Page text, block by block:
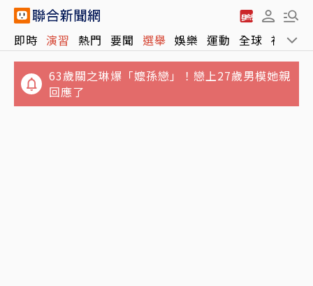
即時 演習 熱門 要聞 選舉 娛樂 運動 全球 社會
63歲關之琳爆「嬤孫戀」！戀上27歲男模她親
回應了